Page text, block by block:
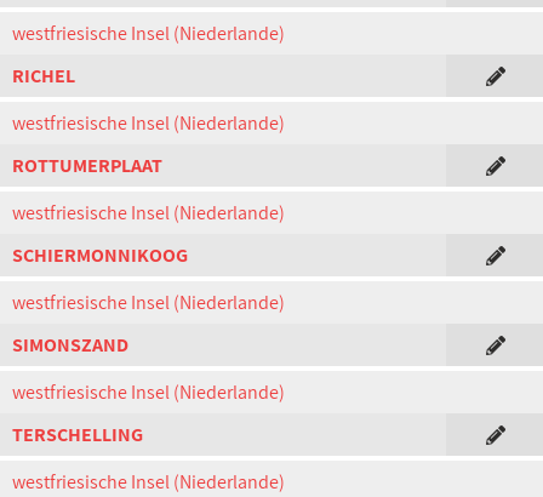
westfriesische Insel (Niederlande)
RICHEL
westfriesische Insel (Niederlande)
ROTTUMERPLAAT
westfriesische Insel (Niederlande)
SCHIERMONNIKOOG
westfriesische Insel (Niederlande)
SIMONSZAND
westfriesische Insel (Niederlande)
TERSCHELLING
westfriesische Insel (Niederlande)